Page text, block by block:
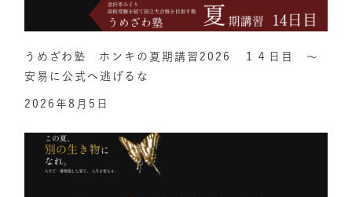
うめざわ塾 ホンキの夏期講習2026 １４日目 ～
安易に公式へ逃げるな
2026年8月5日